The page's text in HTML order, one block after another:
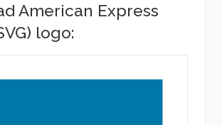
American Express
logo: